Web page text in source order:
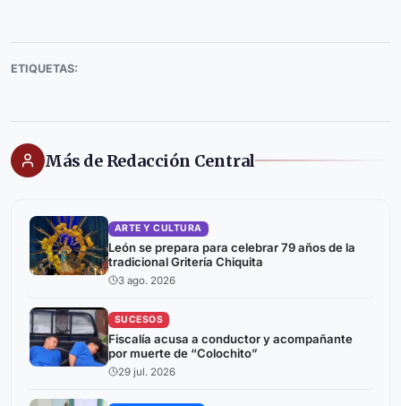
ETIQUETAS:
Más de Redacción Central
ARTE Y CULTURA
León se prepara para celebrar 79 años de la
tradicional Gritería Chiquita
3 ago. 2026
SUCESOS
Fiscalía acusa a conductor y acompañante
por muerte de “Colochito”
29 jul. 2026